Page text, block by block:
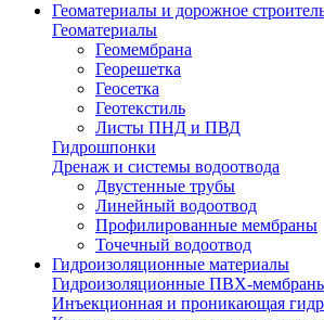
Геоматериалы и дорожное
Геоматериалы
Геомембрана
Георешетка
Геосетка
Геотекстиль
Листы ПНД и ПВД
Гидрошпонки
Дренаж и системы водоотвода
Двустенные трубы
Линейный водоотвод
Профилированные мембраны
Точечный водоотвод
Гидроизоляционные материалы
Гидроизоляционные ПВХ-
Инъекционная и проникающая